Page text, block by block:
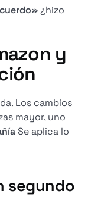
¿hizo
y
Los cambios
mayor, uno
Se aplica lo
segundo